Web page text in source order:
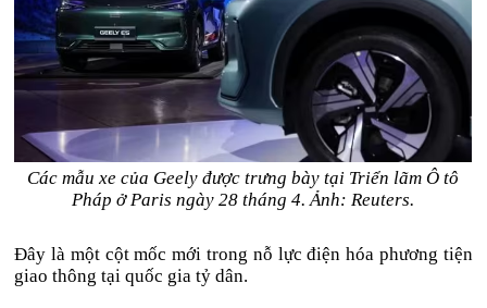
Các mẫu xe của Geely được trưng bày tại Triển lãm Ô tô
Pháp ở Paris ngày 28 tháng 4. Ảnh: Reuters.
Đây là một cột mốc mới trong nỗ lực điện hóa phương tiện
giao thông tại quốc gia tỷ dân.